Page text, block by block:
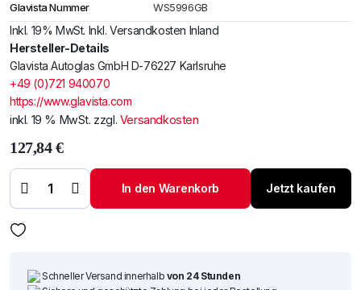
Glavista Nummer WS5996GB
Inkl. 19% MwSt. Inkl. Versandkosten Inland
Hersteller-Details
Glavista Autoglas GmbH D-76227 Karlsruhe
+49 (0)721 940070
https://www.glavista.com
inkl. 19 % MwSt. zzgl. Versandkosten
127,84€
Windschutzscheibe
/ Frontscheibe
Nissan Maxima 95-
Menge
In den Warenkorb Jetzt kaufen
Schneller Versand innerhalb von 24 Stunden